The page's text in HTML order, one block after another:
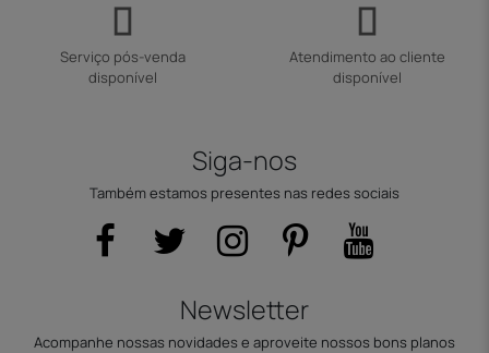
Serviço pós-venda
disponível
Atendimento ao cliente
disponível
Siga-nos
Também estamos presentes nas redes sociais
Newsletter
Acompanhe nossas novidades e aproveite nossos bons planos